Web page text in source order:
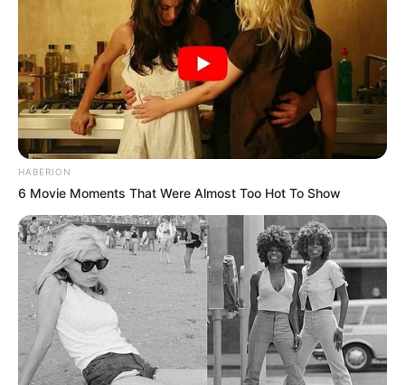
HABERION
6 Movie Moments That Were Almost Too Hot To Show